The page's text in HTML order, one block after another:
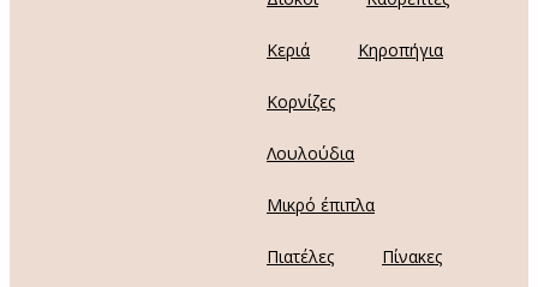
Κεριά Κηροπήγια
Κορνίζες
Λουλούδια
Μικρό έπιπλα
Πιατέλες Πίνακες